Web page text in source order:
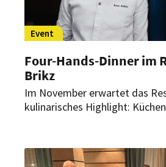
Event
Four-Hands-Dinner im
Brikz
Im November erwartet das
kulinarisches Highlight:
Four-Hands-Dinner.
jeweils drei Gänge, die ihre